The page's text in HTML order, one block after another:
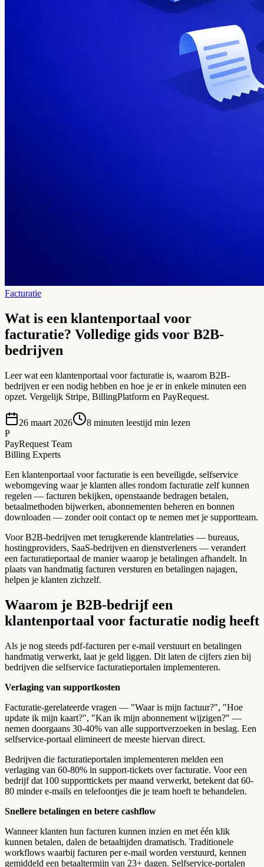
Facturatie
Wat is een klantenportaal voor
facturatie? Volledige gids voor B2B-
bedrijven
Leer wat een klantenportaal voor facturatie is, waarom B2B-
bedrijven er een nodig hebben en hoe je er in enkele minuten een
opzet. Vergelijk Stripe, BillingPlatform en PayRequest.
26 maart 2026 8 minuten leestijd min lezen
P
PayRequest Team
Billing Experts
Een klantenportaal voor facturatie is een beveiligde, selfservice
webomgeving waar je klanten alles rondom facturatie zelf kunnen
regelen — facturen bekijken, openstaande bedragen betalen,
betaalmethoden bijwerken, abonnementen beheren en bonnen
downloaden — zonder ooit contact op te nemen met je supportteam.
Voor B2B-bedrijven met terugkerende klantrelaties — bureaus,
hostingproviders, SaaS-bedrijven en dienstverleners — verandert
een facturatieportaal de manier waarop je betalingen afhandelt. In
plaats van handmatig facturen versturen en betalingen najagen,
helpen je klanten zichzelf.
Waarom je B2B-bedrijf een
klantenportaal voor facturatie nodig heeft
Als je nog steeds pdf-facturen per e-mail verstuurt en betalingen
handmatig verwerkt, laat je geld liggen. Dit laten de cijfers zien bij
bedrijven die selfservice facturatieportalen implementeren.
Verlaging van supportkosten
Facturatie-gerelateerde vragen — "Waar is mijn factuur?", "Hoe
update ik mijn kaart?", "Kan ik mijn abonnement wijzigen?" —
nemen doorgaans 30-40% van alle supportverzoeken in beslag. Een
selfservice-portaal elimineert de meeste hiervan direct.
Bedrijven die facturatieportalen implementeren melden een
verlaging van 60-80% in support-tickets over facturatie. Voor een
bedrijf dat 100 supporttickets per maand verwerkt, betekent dat 60-
80 minder e-mails en telefoontjes die je team hoeft te behandelen.
Snellere betalingen en betere cashflow
Wanneer klanten hun facturen kunnen inzien en met één klik
kunnen betalen, dalen de betaaltijden dramatisch. Traditionele
workflows waarbij facturen per e-mail worden verstuurd, kennen
gemiddeld een betaaltermijn van 23+ dagen. Selfservice-portalen